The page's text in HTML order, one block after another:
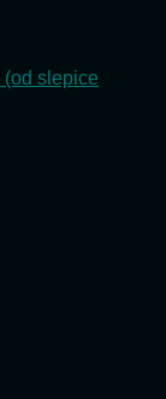
(od slepice